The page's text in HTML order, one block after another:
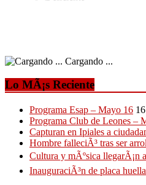
Cargando ...
Lo MÃ¡s Reciente
Programa Esap – Mayo 16
Programa Club de Leones –
Capturan en Ipiales a
Hombre falleciÃ³ tras ser
Cultura y mÃºsica llegarÃ¡n
InauguraciÃ³n de placa